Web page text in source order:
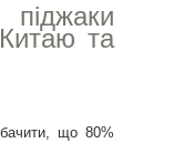
та
що 80%